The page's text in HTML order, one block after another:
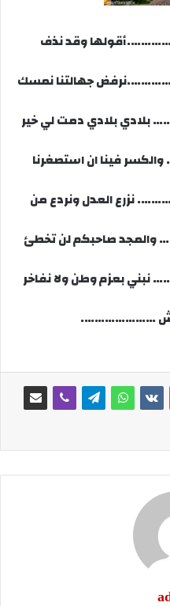
وقد نذف
جهالتنا نمسك
بلادي بلادي دمت لي خير
فينا ان استصغرنا
نزرع العدل ونردع من
والمجد صاحبكم لن تخطئ
بعزم وطن ولا نفاخر
………………….